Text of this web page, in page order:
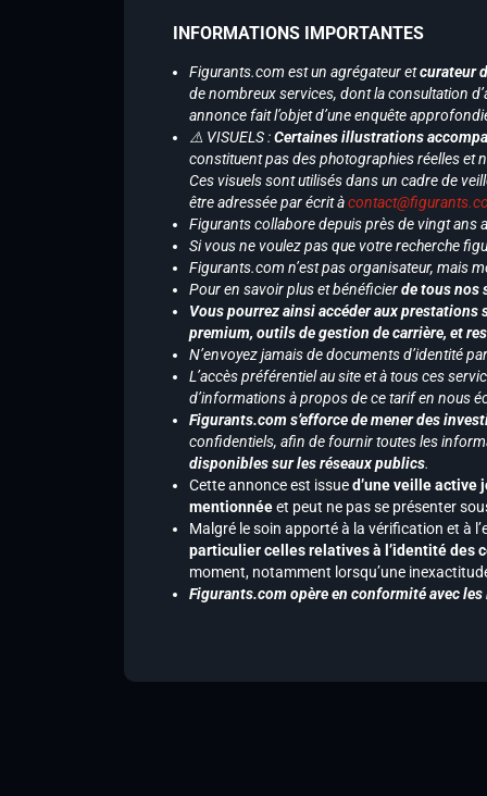
INFORMATIONS IMPORTANTES
Figurants.com est un agrégateur etcurateur
de nombreux services, dont la consultation
annonce fait l’objet d’une enquête
⚠️ VISUELS :Certaines illustrations
constituent pas des photographies réelles et
Ces visuels sont utilisés dans un cadre de
être adressée par écrit à
Figurants collabore depuis près de vingt ans
Si vous ne voulez pas que votre recherche
Figurants.com n’est pas organisateur, mais
Pour en savoir plus et bénéficierde tous nos
Vous pourrez ainsi accéder aux
premium, outils de gestion de carrière, et
N’envoyez jamais de documents d’identité
L’accès préférentiel au site et à tous ces
d’informations à propos de ce tarif en nous
Figurants.com s’efforce de mener des
confidentiels, afin de fournir toutes les
disponibles sur les réseaux publics.
Cette annonce est issued’une veille active
mentionnéeet peut ne pas se présenter
Malgré le soin apporté à la vérification et à
particulier celles relatives à l’identité des
moment, notamment lorsqu’une
Figurants.com opère en conformité avec